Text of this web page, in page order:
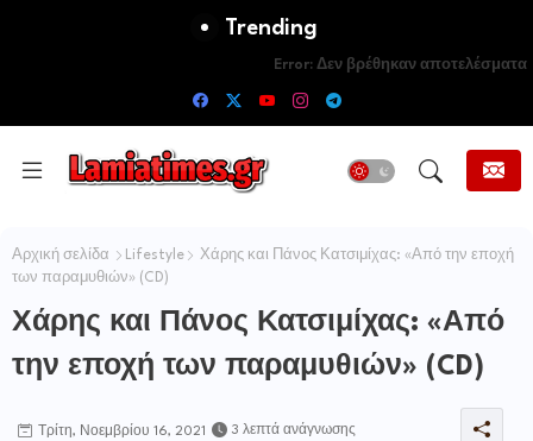
Trending
Error: Δεν βρέθηκαν αποτελέσματα
Αρχική σελίδα Lifestyle
Χάρης και Πάνος Κατσιμίχας: «Από την εποχή
των παραμυθιών» (CD)
Χάρης και Πάνος Κατσιμίχας: «Από
την εποχή των παραμυθιών» (CD)
Τρίτη, Νοεμβρίου 16, 2021 3 λεπτά ανάγνωσης